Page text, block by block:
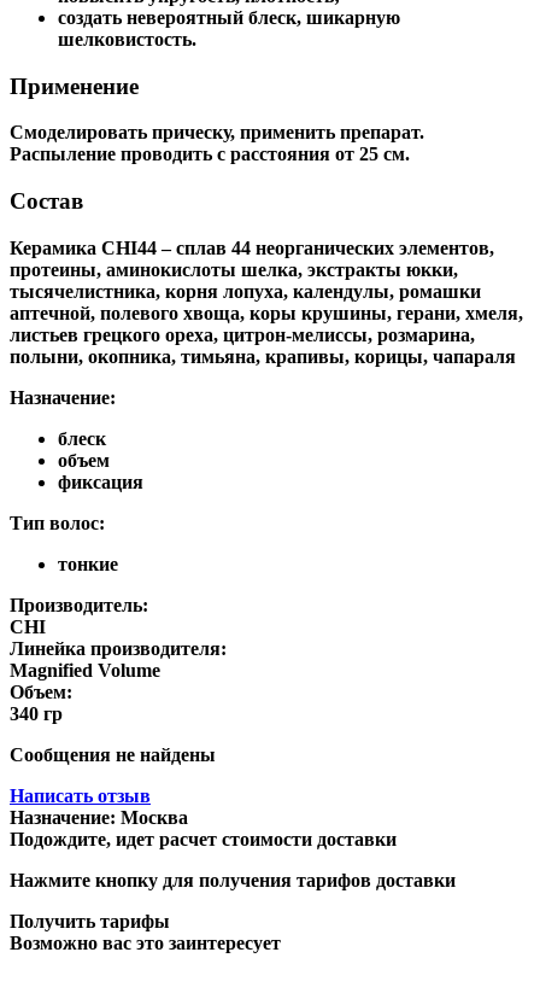
создать невероятный блеск, шикарную
шелковистость.
Применение
Смоделировать прическу, применить препарат.
Распыление проводить с расстояния от 25 см.
Состав
Керамика CHI44 – сплав 44 неорганических элементов,
протеины, аминокислоты шелка, экстракты юкки,
тысячелистника, корня лопуха, календулы, ромашки
аптечной, полевого хвоща, коры крушины, герани, хмеля,
листьев грецкого ореха, цитрон-мелиссы, розмарина,
полыни, окопника, тимьяна, крапивы, корицы, чапараля
Назначение:
блеск
объем
фиксация
Тип волос:
тонкие
Производитель:
CHI
Линейка производителя:
Magnified Volume
Объем:
340 гр
Сообщения не найдены
Написать отзыв
Назначение: Москва
Подождите, идет расчет стоимости доставки
Нажмите кнопку для получения тарифов доставки
Получить тарифы
Возможно вас это заинтересует